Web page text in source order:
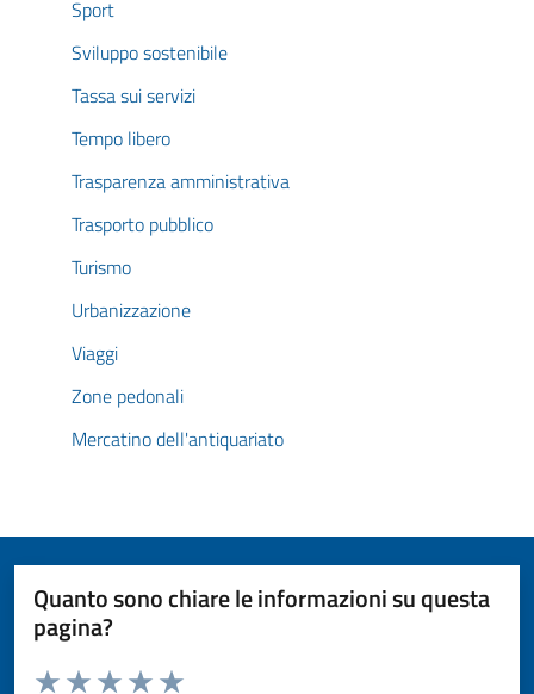
Sport
Sviluppo sostenibile
Tassa sui servizi
Tempo libero
Trasparenza amministrativa
Trasporto pubblico
Turismo
Urbanizzazione
Viaggi
Zone pedonali
Mercatino dell'antiquariato
Quanto sono chiare le informazioni su questa
pagina?
Valuta da 1 a 5 stelle la pagina